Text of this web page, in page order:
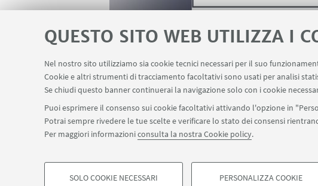
QUESTO SITO WEB UTILIZZA I
Nel nostro sito utilizziamo sia cookie tecnici necessari per il suo
Cookie e altri strumenti di tracciamento facoltativi sono usati per analisi
Se chiudi questo banner continuerai la navigazione solo con i cookie
Puoi esprimere il consenso sui cookie facoltativi attivando l'opzione in
Potrai sempre rivedere le tue scelte e verificare lo stato dei consensi
Per maggiori informazioniconsulta la nostra Cookie policy.
SOLO COOKIE NECESSARI PERSONALIZZA COOKIE